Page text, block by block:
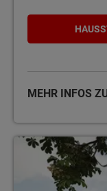
MEHR INFOS
leben ohne